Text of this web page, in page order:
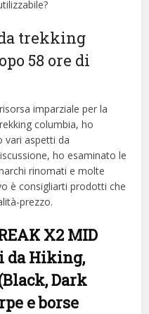
trekking
58 ore di
imparziale per la
columbia, ​​ho
vari aspetti da
ho esaminato le
rinomati e molte
è consigliarti prodotti che
prezzo.
X2 MID
da Hiking,
Dark
e borse